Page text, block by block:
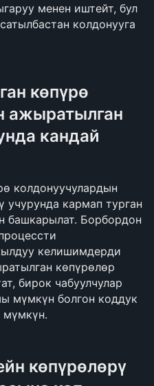
менен иштейт, бул
колдонууга
көпүрө
ажыратылган
кандай
колдонуучулардын
учурунда кармап турган
башкарылат. Борбордон
келишимдерди
көпүрөлөр
бирок чабуулчулар
мүмкүн болгон коддук
көпүрөлөрү